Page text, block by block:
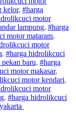
kelor, #harga
cuci motor
lampung, #harga
motormataram,
cuci motor
, #harga hidrolikcuci
pekan baru, #harga
motormakasar,
cuci motorkendari,
cuci motor
, #harga hidrolikcuci